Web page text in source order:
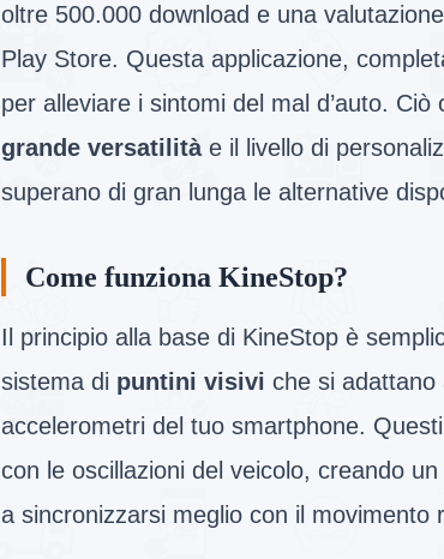
oltre 500.000 download e una
Play Store. Questa applicazione,
per alleviare i sintomi del mal d’auto.
grande versatilitàe il livello di
superano di gran lunga le alternative
Come funziona KineStop?
Il principio alla base di KineStop è
sistema di puntini visivi che si adattano
accelerometri del tuo smartphone.
con le oscillazioni del veicolo, creando
a sincronizzarsi meglio con il movimento